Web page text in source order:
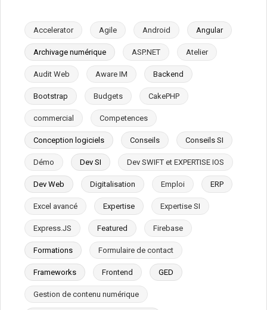
Accelerator Agile Android Angular
Archivage numérique ASP.NET Atelier
Audit Web Aware IM Backend
Bootstrap Budgets CakePHP
commercial Competences
Conception logiciels Conseils Conseils SI
Démo Dev SI Dev SWIFT et EXPERTISE IOS
Dev Web Digitalisation Emploi ERP
Excel avancé Expertise Expertise SI
Express.JS Featured Firebase
Formations Formulaire de contact
Frameworks Frontend GED
Gestion de contenu numérique